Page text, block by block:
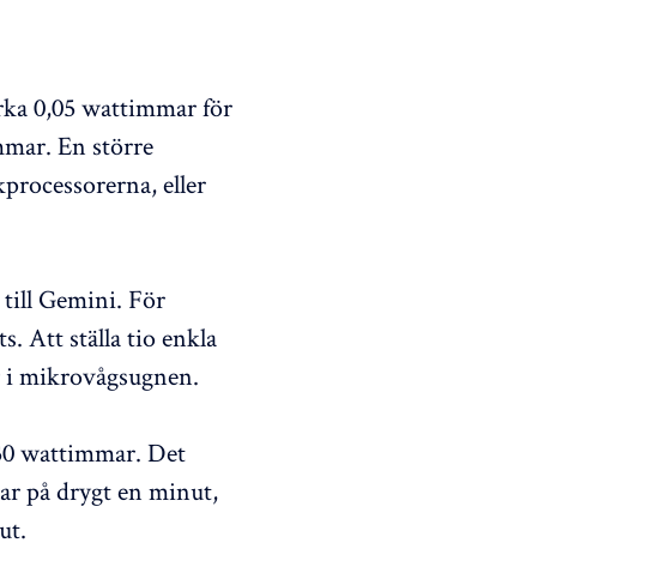
0,05 wattimmar för
En större
eller
till Gemini. För
Att ställa tio enkla
mikrovågsugnen.
wattimmar. Det
på drygt en minut,